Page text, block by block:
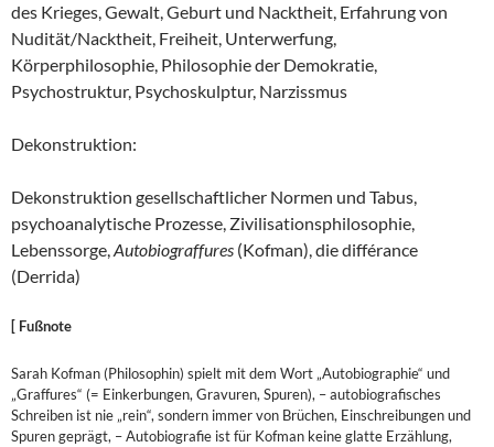
des Krieges, Gewalt, Geburt und Nacktheit, Erfahrung von
Nudität/Nacktheit, Freiheit, Unterwerfung,
Körperphilosophie, Philosophie der Demokratie,
Psychostruktur, Psychoskulptur, Narzissmus
Dekonstruktion:
Dekonstruktion gesellschaftlicher Normen und Tabus,
psychoanalytische Prozesse, Zivilisationsphilosophie,
Lebenssorge,Autobiograffures (Kofman), die différance
(Derrida)
[ Fußnote
Sarah Kofman (Philosophin) spielt mit dem Wort „Autobiographie“ und
„Graffures“ (= Einkerbungen, Gravuren, Spuren), – autobiografisches
Schreiben ist nie „rein“, sondern immer von Brüchen, Einschreibungen und
Spuren geprägt, – Autobiografie ist für Kofman keine glatte Erzählung,